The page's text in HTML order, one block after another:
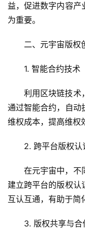
益，促进数字内容产
为重要。
二、元宇宙版权
1. 智能合约技术
利用区块链技术
通过智能合约，自动
维权成本，提高维权
2. 跨平台版权认
在元宇宙中，不
建立跨平台的版权认
互认互通，有助于简
3. 版权共享与合